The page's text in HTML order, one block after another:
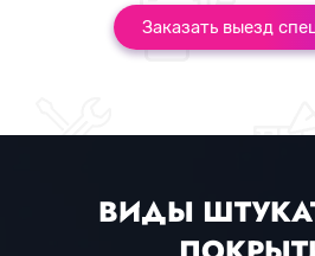
Заказать выезд
ВИДЫ